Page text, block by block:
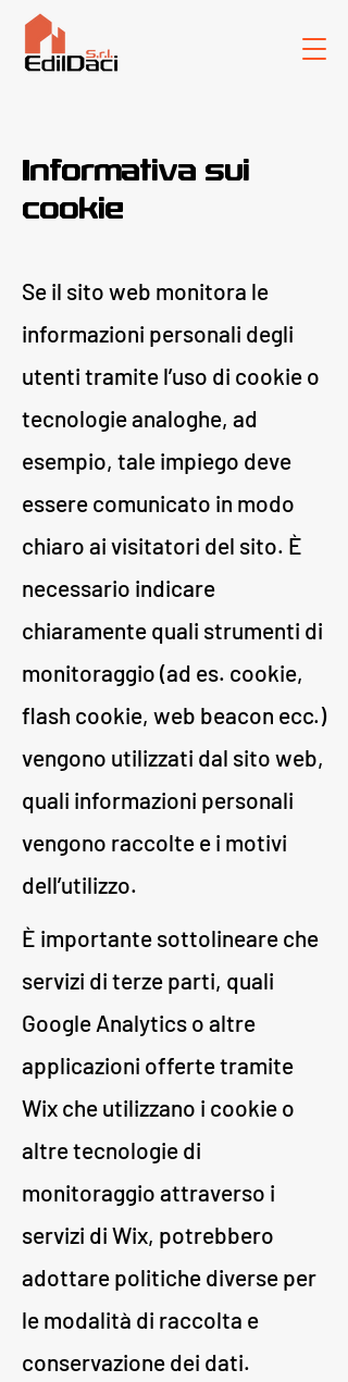
Informativa sui
cookie
Se il sito web monitora le
informazioni personali degli
utenti tramite l’uso di cookie o
tecnologie analoghe, ad
esempio, tale impiego deve
essere comunicato in modo
chiaro ai visitatori del sito. È
necessario indicare
chiaramente quali strumenti di
monitoraggio (ad es. cookie,
flash cookie, web beacon ecc.)
vengono utilizzati dal sito web,
quali informazioni personali
vengono raccolte e i motivi
dell’utilizzo.
È importante sottolineare che
servizi di terze parti, quali
Google Analytics o altre
applicazioni offerte tramite
Wix che utilizzano i cookie o
altre tecnologie di
monitoraggio attraverso i
servizi di Wix, potrebbero
adottare politiche diverse per
le modalità di raccolta e
conservazione dei dati.